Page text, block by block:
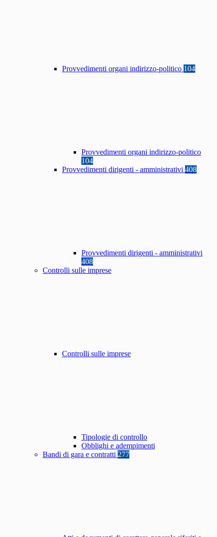
Provvedimenti organi indirizzo-politico 104
Provvedimenti organi indirizzo-politico
104
Provvedimenti dirigenti - amministrativi 408
Provvedimenti dirigenti - amministrativi
408
Controlli sulle imprese
Controlli sulle imprese
Tipologie di controllo
Obblighi e adempimenti
Bandi di gara e contratti 277